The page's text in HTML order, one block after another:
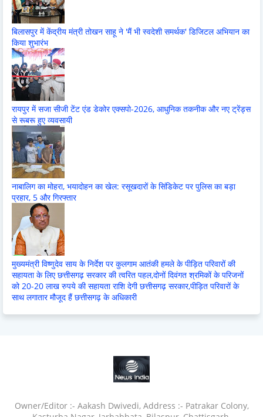
बिलासपुर में केंद्रीय मंत्री तोखन साहू ने 'मैं भी स्वदेशी समर्थक' डिजिटल अभियान का
किया शुभारंभ
रायपुर में सजा सीजी टेंट एंड डेकोर एक्सपो-2026, आधुनिक तकनीक और नए ट्रेंड्स
से रूबरू हुए व्यवसायी
नाबालिग का मोहरा, भयादोहन का खेल: रसूखदारों के सिंडिकेट पर पुलिस का बड़ा
प्रहार, 5 और गिरफ्तार
मुख्यमंत्री विष्णुदेव साय के निर्देश पर कुलगाम आतंकी हमले के पीड़ित परिवारों की
सहायता के लिए छत्तीसगढ़ सरकार की त्वरित पहल,दोनों दिवंगत श्रमिकों के परिजनों
को 20-20 लाख रुपये की सहायता राशि देगी छत्तीसगढ़ सरकार,पीड़ित परिवारों के
साथ लगातार मौजूद हैं छत्तीसगढ़ के अधिकारी
Owner/Editor :- Aakash Dwivedi, Address :- Patrakar Colony,